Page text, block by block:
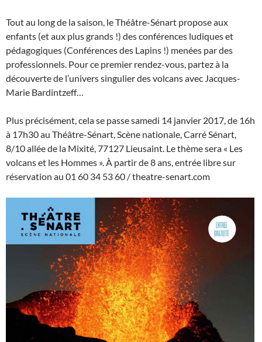
Tout au long de la saison, le Théâtre-Sénart propose aux
enfants (et aux plus grands !) des conférences ludiques et
pédagogiques (Conférences des Lapins !) menées par des
professionnels. Pour ce premier rendez-vous, partez à la
découverte de l’univers singulier des volcans avec Jacques-
Marie Bardintzeff…
Plus précisément, cela se passe samedi 14 janvier 2017, de 16h
à 17h30 au Théâtre-Sénart, Scène nationale, Carré Sénart,
8/10 allée de la Mixité, 77127 Lieusaint. Le thème sera « Les
volcans et les Hommes ». À partir de 8 ans, entrée libre sur
réservation au 01 60 34 53 60 / theatre-senart.com